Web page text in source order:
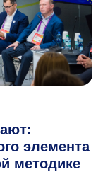
элемента
методике